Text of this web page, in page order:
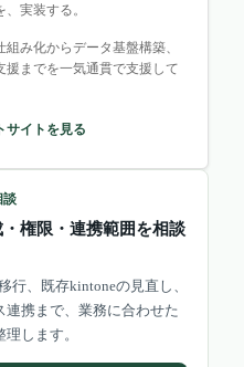
、実装する。
組み化からデータ基盤構築、
援までを一気通貫で支援して
サイトを見る
談
権限・連携範囲を相談
行、既存kintoneの見直し、
連携まで、業務に合わせた
します。